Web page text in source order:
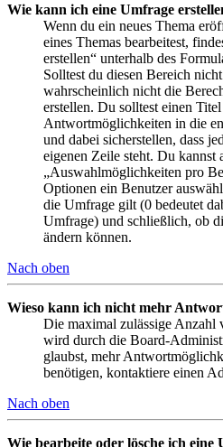
Wie kann ich eine Umfrage
Wenn du ein neues Thema
eines Themas bearbeitest,
erstellen“ unterhalb des
Solltest du diesen Bereich
wahrscheinlich nicht die
erstellen. Du solltest einen
Antwortmöglichkeiten in die
und dabei sicherstellen, dass
eigenen Zeile steht. Du kannst
„Auswahlmöglichkeiten pro
Optionen ein Benutzer
die Umfrage gilt (0 bedeutet
Umfrage) und schließlich, ob
ändern können.
Nach oben
Wieso kann ich nicht mehr
Die maximal zulässige
wird durch die Board-
glaubst, mehr
benötigen, kontaktiere einen
Nach oben
Wie bearbeite oder lösche ich eine